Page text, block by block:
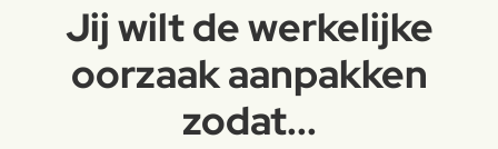
Jij wilt de werkelijke
oorzaak aanpakken
zodat...